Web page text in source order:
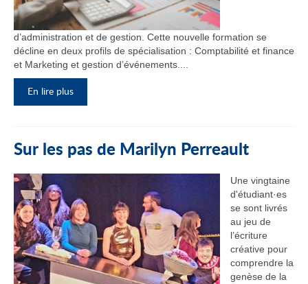
d’administration et de gestion. Cette nouvelle formation se
décline en deux profils de spécialisation : Comptabilité et finance
et Marketing et gestion d’événements....
En lire plus
Sur les pas de Marilyn Perreault
Une vingtaine
d'étudiant·es
se sont livrés
au jeu de
l’écriture
créative pour
comprendre la
genèse de la